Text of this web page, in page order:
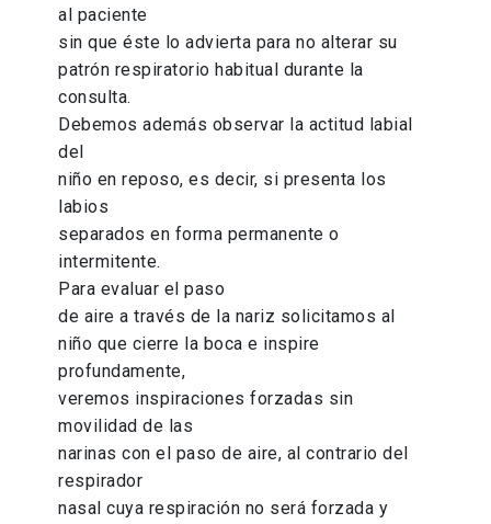
al paciente
sin que éste lo advierta para no alterar su
patrón respiratorio habitual durante la
consulta.
Debemos además observar la actitud labial
del
niño en reposo, es decir, si presenta los
labios
separados en forma permanente o
intermitente.
Para evaluar el paso
de aire a través de la nariz solicitamos al
niño que cierre la boca e inspire
profundamente,
veremos inspiraciones forzadas sin
movilidad de las
narinas con el paso de aire, al contrario del
respirador
nasal cuya respiración no será forzada y